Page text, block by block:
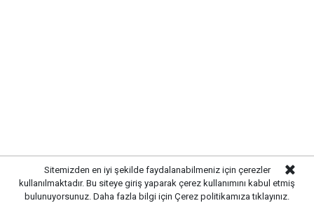
HABEREYORUM KAT
Sitemizden en iyi şekilde faydalanabilmeniz için çerezler
kullanılmaktadır. Bu siteye giriş yaparak çerez kullanımını kabul etmiş
bulunuyorsunuz. Daha fazla bilgi için Çerez politikamıza tıklayınız.